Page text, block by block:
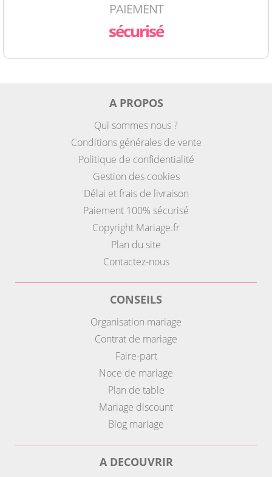
PAIEMENT
sécurisé
A PROPOS
Qui sommes nous ?
Conditions générales de vente
Politique de confidentialité
Gestion des cookies
Délai et frais de livraison
Paiement 100% sécurisé
Copyright Mariage.fr
Plan du site
Contactez-nous
CONSEILS
Organisation mariage
Contrat de mariage
Faire-part
Noce de mariage
Plan de table
Mariage discount
Blog mariage
A DECOUVRIR